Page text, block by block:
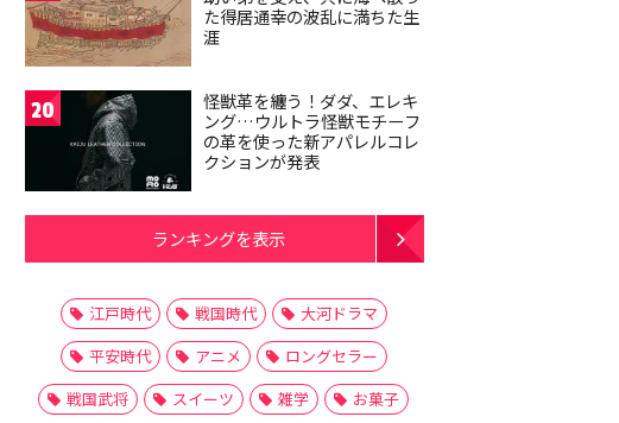
た得居通幸の波乱に満ちた生
涯
20
怪獣革を纏う！ダダ、エレキ
ング…ウルトラ怪獣モチーフ
の革を使った新アパレルコレ
クションが発表
ランキングを表示
江戸時代 戦国時代
大河ドラマ
平安時代
アニメ
ロングセラー
戦国武将
スイーツ 雑学
お菓子